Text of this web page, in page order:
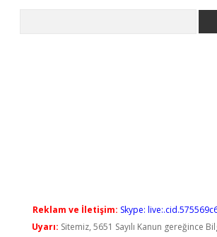
Reklam ve İletişim: Skype:
Uyarı: Sitemiz, 5651 Sayılı Kanun gereğince